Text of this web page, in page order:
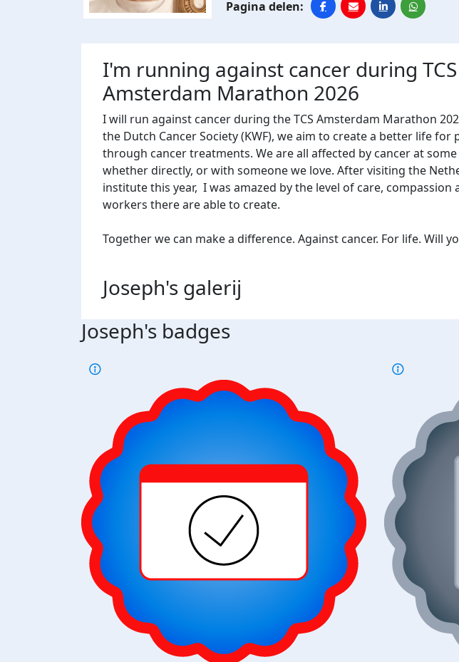
I'm running against cancer during TCS
Amsterdam Marathon 2026
I will run against cancer during the TCS Amsterdam Marathon
the Dutch Cancer Society (KWF), we aim to create a better life for
through cancer treatments. We are all affected by cancer at
whether directly, or with someone we love. After visiting the
institute this year, I was amazed by the level of care, compassion
workers there are able to create.
Together we can make a difference. Against cancer. For life. Will
Joseph's galerij
Joseph's badges